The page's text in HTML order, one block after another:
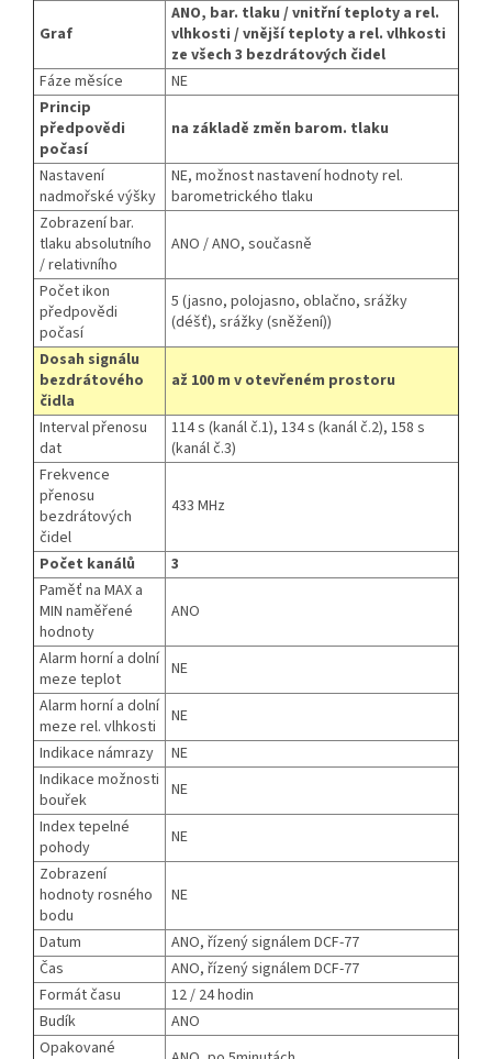
Graf
ANO, bar. tlaku / vnitřní teploty a rel.
vlhkosti / vnější teploty a rel. vlhkosti
ze všech 3 bezdrátových čidel
Fáze měsíce
NE
Princip
předpovědi
počasí
na základě změn barom. tlaku
Nastavení
nadmořské výšky
NE, možnost nastavení hodnoty rel.
barometrického tlaku
Zobrazení bar.
tlaku absolutního
/ relativního
ANO / ANO, současně
Počet ikon
předpovědi
počasí
5 (jasno, polojasno, oblačno, srážky
(déšť), srážky (sněžení))
Dosah signálu
bezdrátového
čidla
až 100 m v otevřeném prostoru
Interval přenosu
dat
114 s (kanál č.1), 134 s (kanál č.2), 158 s
(kanál č.3)
Frekvence
přenosu
bezdrátových
čidel
433 MHz
Počet kanálů
3
Paměť na MAX a
MIN naměřené
hodnoty
ANO
Alarm horní a dolní
meze teplot
NE
Alarm horní a dolní
meze rel. vlhkosti
NE
Indikace námrazy
NE
Indikace možnosti
bouřek
NE
Index tepelné
pohody
NE
Zobrazení
hodnoty rosného
bodu
NE
Datum
ANO, řízený signálem DCF-77
Čas
ANO, řízený signálem DCF-77
Formát času
12 / 24 hodin
Budík
ANO
Opakované